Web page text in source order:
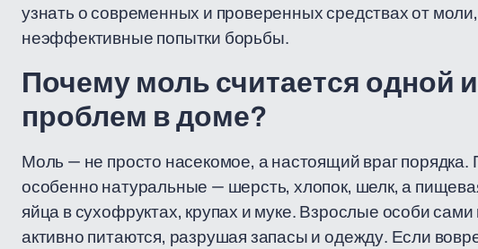
узнать о современных и проверенных средствах от
неэффективные попытки борьбы.
Почему моль считается одной
проблем в доме?
Моль — не просто насекомое, а настоящий враг порядка.
особенно натуральные — шерсть, хлопок, шелк, а
яйца в сухофруктах, крупах и муке. Взрослые особи
активно питаются, разрушая запасы и одежду. Если